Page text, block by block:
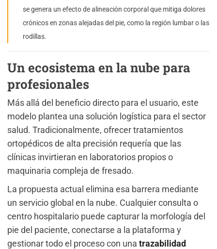
se genera un efecto de alineación corporal que mitiga dolores
crónicos en zonas alejadas del pie, como la región lumbar o las
rodillas.
Un ecosistema en la nube para
profesionales
Más allá del beneficio directo para el usuario, este
modelo plantea una solución logística para el sector
salud. Tradicionalmente, ofrecer tratamientos
ortopédicos de alta precisión requería que las
clínicas invirtieran en laboratorios propios o
maquinaria compleja de fresado.
La propuesta actual elimina esa barrera mediante
un servicio global en la nube. Cualquier consulta o
centro hospitalario puede capturar la morfología del
pie del paciente, conectarse a la plataforma y
gestionar todo el proceso con una trazabilidad